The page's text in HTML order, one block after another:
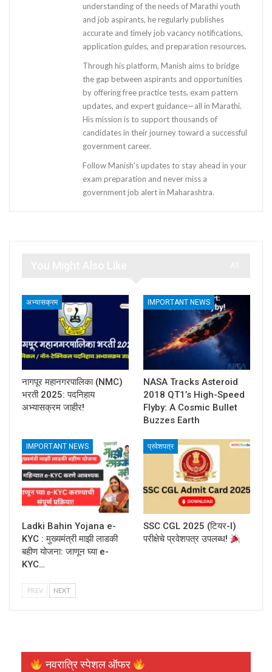
understanding of the needs of Marathi youth
and job aspirants, he regularly publishes
accurate and timely job vacancy notifications,
application guides, and preparation resources.
Through his platform, Manish aims to bridge
the gap between aspirants and opportunities
by offering free practice tests, exam pattern
updates, and expert guidance—all in Marathi.
His mission is to support thousands of
candidates in their journey toward a successful
government career.
Follow Manish's updates to stay ahead in your
exam preparation and never miss a
government job alert in Maharashtra.
अभ्यासक्रम
नागपूर महानगरपालिका (NMC)
भरती 2025: पदनिहाय
अभ्यासक्रम जाहीर!
IMPORTANT NEWS
NASA Tracks Asteroid
2018 QT1’s High-Speed
Flyby: A Cosmic Bullet
Buzzes Earth
IMPORTANT NEWS
Ladki Bahin Yojana e-
KYC : मुख्यमंत्री माझी लाडकी
बहीण योजना: जाणून घ्या e-
KYC…
प्रवेशपत्र
SSC CGL 2025 (टियर-I)
परीक्षेचे प्रवेशपत्र उपलब्ध!
PREV NEXT
नवरात्रि स्पेशल ऑफर